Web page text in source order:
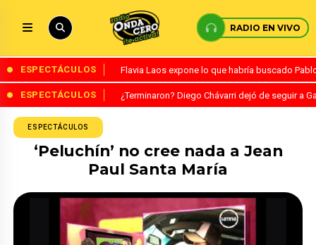
RADIO EN VIVO
ESPECTÁCULOS Flavia Laos expone lo que habría buscado
ESPECTÁCULOS ¿Terminaron? Diego Chávarri dejó de seguir a
ESPECTÁCULOS
‘Peluchín’ no cree nada a Jean
Paul Santa María